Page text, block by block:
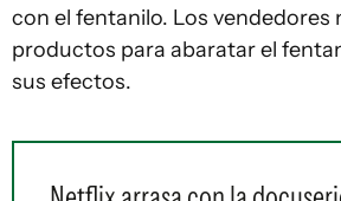
con el fentanilo. Los vendedores
productos para abaratar el
sus efectos.